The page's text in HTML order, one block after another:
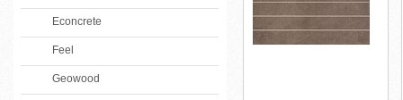
Econcrete
Feel
Geowood